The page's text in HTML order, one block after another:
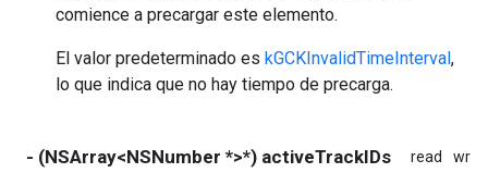
comience a precargar este elemento.
El valor predeterminado es kGCKInvalidTimeInterval,
lo que indica que no hay tiempo de precarga.
- (NSArray<NSNumber *>*) activeTrackIDs read write